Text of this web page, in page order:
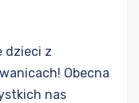
dzieci z
Obecna
nas